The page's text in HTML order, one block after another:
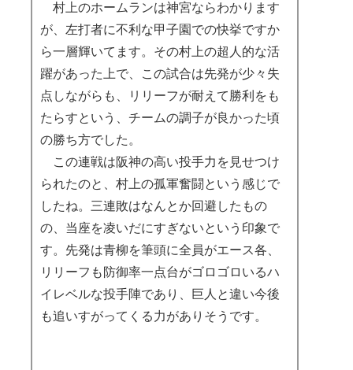
村上のホームランは神宮ならわかります
が、左打者に不利な甲子園での快挙ですか
ら一層輝いてます。その村上の超人的な活
躍があった上で、この試合は先発が少々失
点しながらも、リリーフが耐えて勝利をも
たらすという、チームの調子が良かった頃
の勝ち方でした。
この連戦は阪神の高い投手力を見せつけ
られたのと、村上の孤軍奮闘という感じで
したね。三連敗はなんとか回避したもの
の、当座を凌いだにすぎないという印象で
す。先発は青柳を筆頭に全員がエース各、
リリーフも防御率一点台がゴロゴロいるハ
イレベルな投手陣であり、巨人と違い今後
も追いすがってくる力がありそうです。